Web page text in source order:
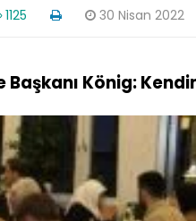
1125 30 Nisan 2022
Başkanı König: